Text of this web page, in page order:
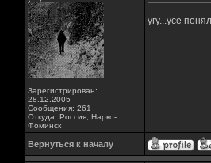
Зарегистрирован:
28.12.2005
Сообщения: 261
Откуда: Россия, Нарко-
Фоминск
угу...усе
Вернуться к началу